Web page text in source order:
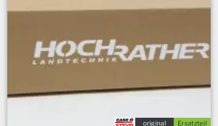
Ersatzteil
original